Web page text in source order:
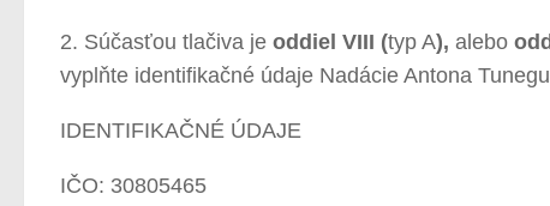
2. Súčasťou tlačiva je oddiel VIII (typ A), alebo
vyplňte identifikačné údaje Nadácie Antona
IDENTIFIKAČNÉ ÚDAJE
IČO: 30805465